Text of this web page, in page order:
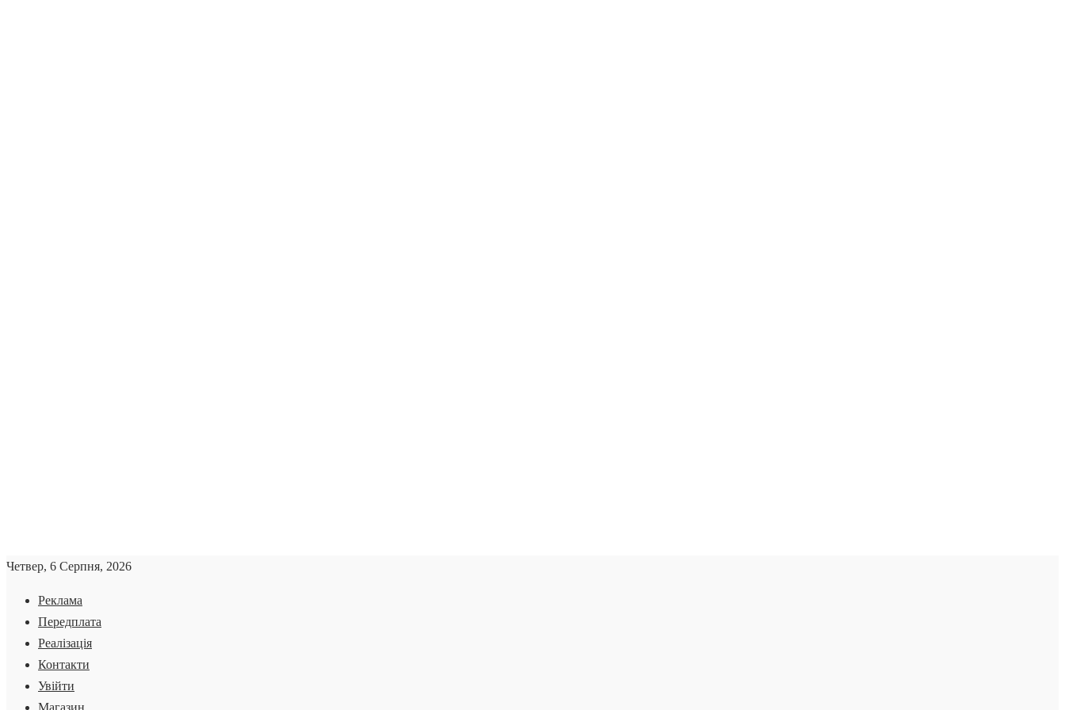
Четвер, 6 Серпня, 2026
Реклама
Передплата
Реалізація
Контакти
Увійти
Магазин